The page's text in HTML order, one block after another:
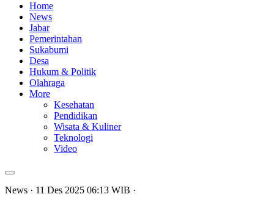
Home
News
Jabar
Pemerintahan
Sukabumi
Desa
Hukum & Politik
Olahraga
More
Kesehatan
Pendidikan
Wisata & Kuliner
Teknologi
Video
News · 11 Des 2025 06:13 WIB ·